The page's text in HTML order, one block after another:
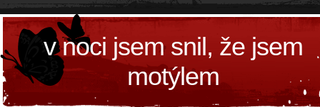
v noci jsem snil, že jsem
motýlem